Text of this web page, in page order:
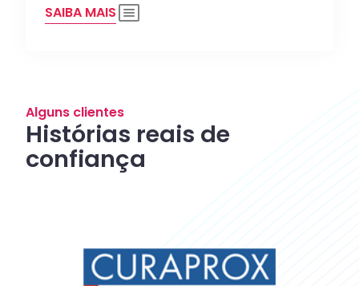
SAIBA MAIS
Alguns clientes
Histórias reais de
confiança